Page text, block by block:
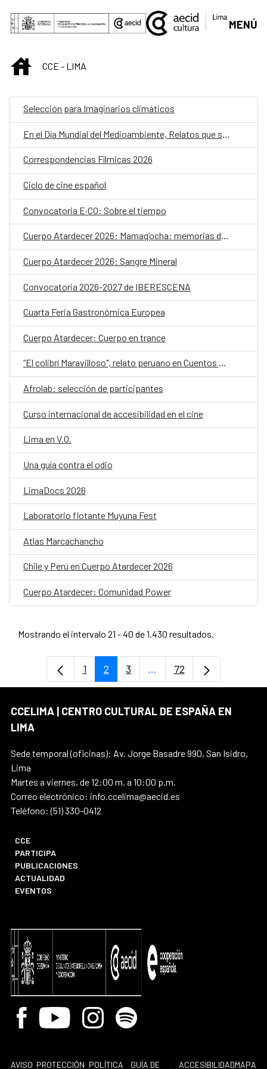
Saltar al contenido principal
MENÚ
INICIOCCE - LIMA
Selección para Imaginarios climáticos
Correspondencias Fílmicas 2026
Ciclo de cine español
Convocatoria E·CO: Sobre el tiempo
Cuerpo Atardecer 2026: Mamaq’ocha: memorias de agua
Cuerpo Atardecer 2026: Sangre Mineral
Convocatoria 2026-2027 de IBERESCENA
Cuarta Feria Gastronómica Europea
Cuerpo Atardecer: Cuerpo en trance
“El colibrí Maravilloso", relato peruano en Cuentos en Red 2026
Afrolab: selección de participantes
Curso internacional de accesibilidad en el cine
Lima en V.O.
Una guía contra el odio
LimaDocs 2026
Laboratorio flotante Muyuna Fest
Atlas Marcachancho
Chile y Perú en Cuerpo Atardecer 2026
Cuerpo Atardecer: Comunidad Power
Mostrando el intervalo 21 - 40 de 1.430 resultados.
Página
1 Página
2 Página
3 ...Páginas intermedias
Página
72
CCELIMA | CENTRO CULTURAL DE ESPAÑA EN
LIMA
Sede temporal (oficinas): Av. Jorge Basadre 990, San Isidro,
Lima
Martes a viernes, de 12:00 m. a 10:00 p.m.
Correo electrónico: info.ccelima@aecid.es
Teléfono: (51) 330-0412
CCE
PARTICIPA
PUBLICACIONES
ACTUALIDAD
EVENTOS
Facebook
Youtube InstagramSpotify
AVISO PROTECCIÓN POLÍTICA
GUÍA DE
ACCESIBILIDADMAPA